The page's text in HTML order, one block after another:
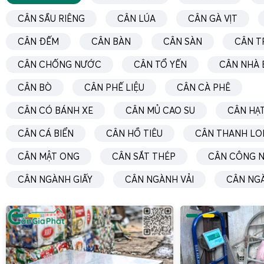
hóa đặt trên pallet, xe nâng tay, xe đẩy hoặc trực tiếp
sàn. Cân sàn 3 tấn của Cân Điện Tử Gia Phát thường
sàn thép gân hoặc thép nhám chống trượt, khung chịu
từ 4 đến 6 loadcell hợp kim hoặc loadcell inox tùy môi
thống khung sàn được gia cường bằng các gân chịu
chịu tải đồng đều trên toàn bộ bề mặt, hạn chế sai số
không đều.
Trong các khocân sắt thép, bãicân phế liệu , xưởng cơ
thậm chí có hóa chất ăn mòn. Cân Gia Phát tư vấn lựa
cấp bảo vệ loadcell (IP65, IP67, IP68), hộp nối tín hiệu
tích hợp nhiều chức năng như cộng dồn, trừ bì, in phiếu,
dữ liệu qua RS232/RS485 hoặc Ethernet, đáp ứng yêu
của doanh nghiệp.
Đối với khách hàng cầncân máy móc công nghiệphoặc
CÂN SẦU RIÊNG CÂN LÚA CÂN GÀ VỊT
CÂN ĐẾM CÂN BÀN CÂN SÀN CÂN
CÂN CHỐNG NƯỚC CÂN TỔ YẾN CÂN NHÀ
CÂN BÒ CÂN PHẾ LIỆU CÂN CÀ PHÊ
CÂN CÓ BÁNH XE CÂN MỦ CAO SU CÂN
CÂN CÁ BIỂN CÂN HỒ TIÊU CÂN THANH
CÂN MẬT ONG CÂN SẮT THÉP CÂN CÔNG
CÂN NGÀNH GIẤY CÂN NGÀNH VẢI CÂN